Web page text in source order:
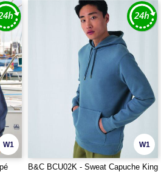
W1 W1
B&C BCU02K - Sweat Capuche King